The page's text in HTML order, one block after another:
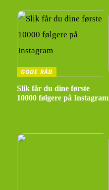
GODE RÅD
Slik får du dine første
10000 følgere på Instagram